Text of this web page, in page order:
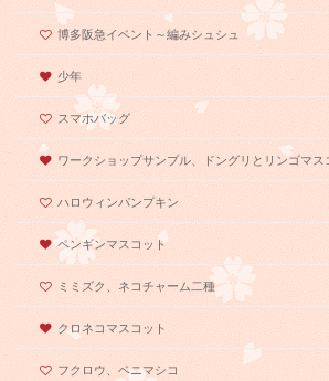
博多阪急イベント～編みシュシュ
少年
スマホバッグ
ワークショップサンプル、ドングリとリンゴマス
ハロウィンパンプキン
ペンギンマスコット
ミミズク、ネコチャーム二種
クロネコマスコット
フクロウ、ベニマシコ